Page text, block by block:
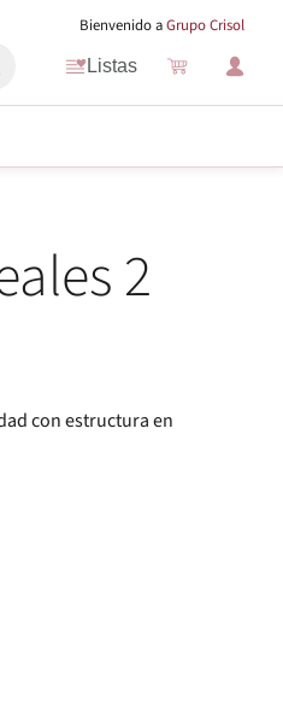
Bienvenido aGrupo Crisol
Listas
2
con estructura en